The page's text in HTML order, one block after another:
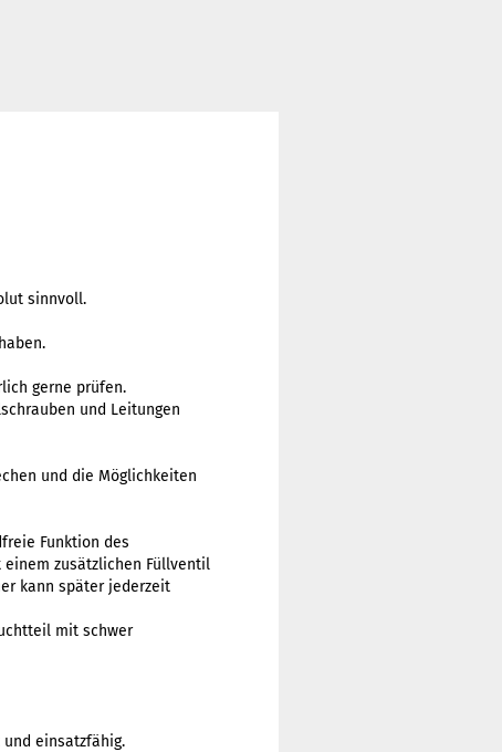
sinnvoll.
gerne prüfen.
und Leitungen
und die Möglichkeiten
Funktion des
zusätzlichen Füllventil
kann später jederzeit
mit schwer
einsatzfähig.